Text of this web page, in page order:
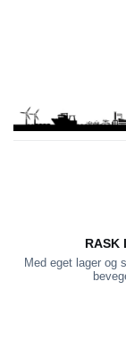
RASK
Med eget lager og